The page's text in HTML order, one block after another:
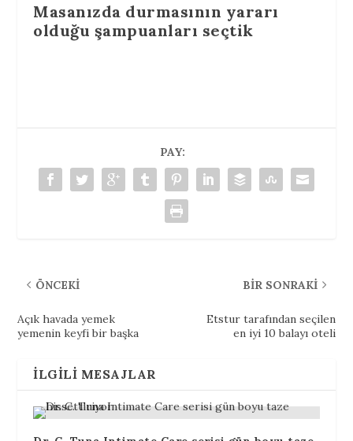
Masanızda durmasının yararı
olduğu şampuanları seçtik
PAY:
ÖNCEKI
Açık havada yemek
yemenin keyfi bir başka
BIR SONRAKI
Etstur tarafından seçilen
en iyi 10 balayı oteli
İLGILI MESAJLAR